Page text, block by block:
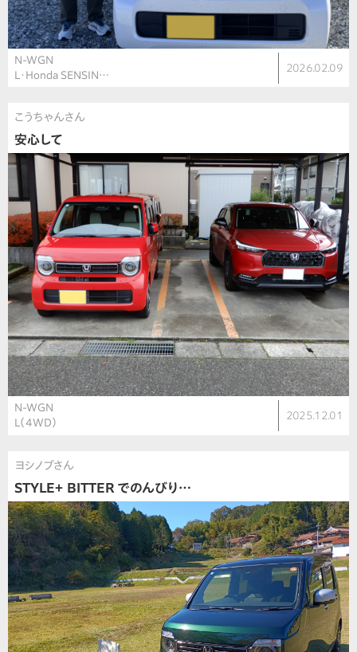
N-WGN
L・Honda SENSIN…
2026.02.09
こうちゃんさん
安心して
N-WGN
L（4WD）
2025.12.01
ヨシノブさん
STYLE＋ BITTER でのんびり…